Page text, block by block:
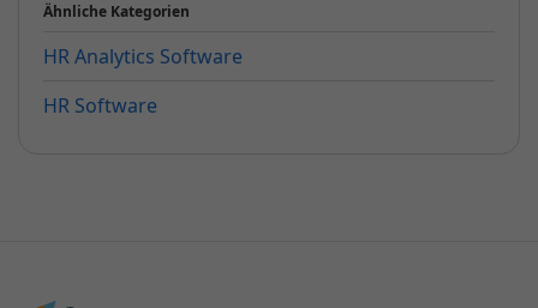
Ähnliche Kategorien
HR Analytics Software
HR Software